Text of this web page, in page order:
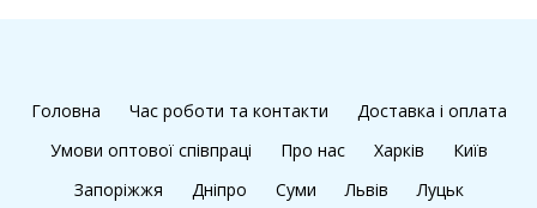
Головна Час роботи та контакти
Доставка і оплата
Умови оптової співпраці
Про нас Харків
Київ
Запоріжжя
Дніпро Суми Львів Луцьк